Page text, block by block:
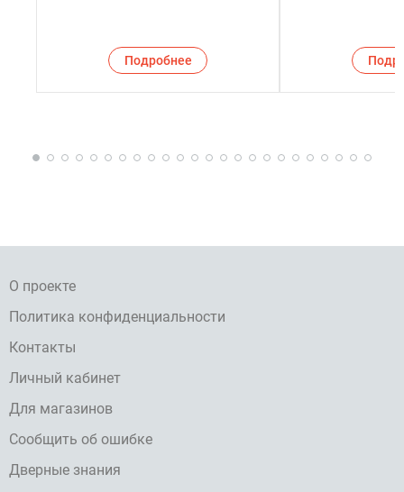
Подробнее
О проекте
Политика конфиденциальности
Контакты
Личный кабинет
Для магазинов
Сообщить об ошибке
Дверные знания